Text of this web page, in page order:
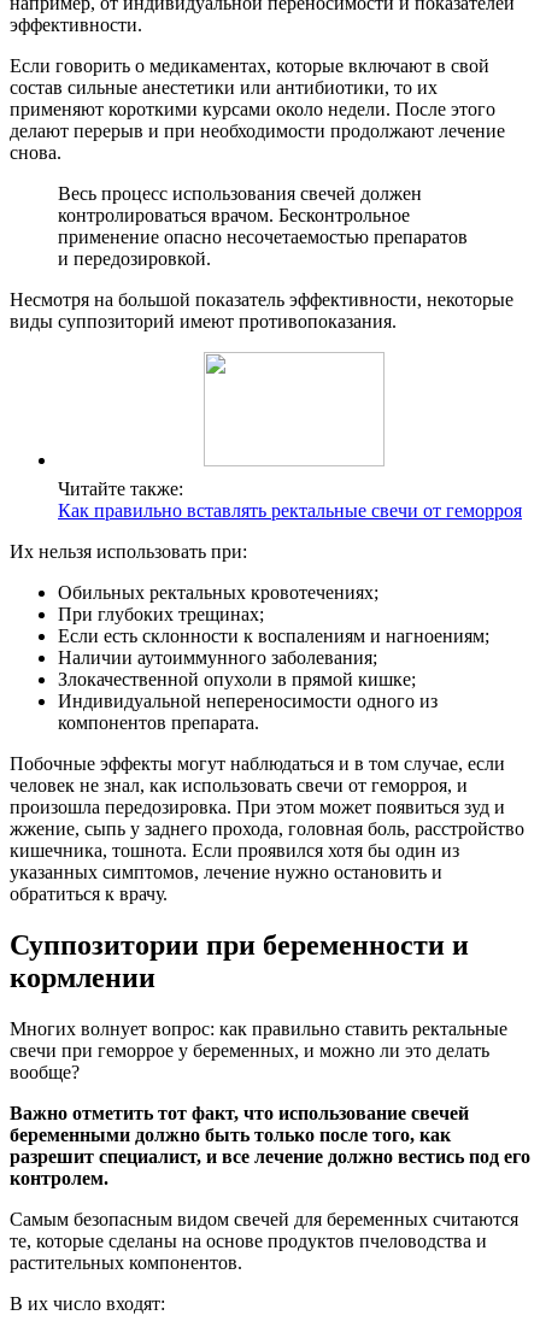
эффективности.
Если говорить о медикаментах, которые включают в свой
состав сильные анестетики или антибиотики, то их
применяют короткими курсами около недели. После этого
делают перерыв и при необходимости продолжают лечение
снова.
Весь процесс использования свечей должен
контролироваться врачом. Бесконтрольное
применение опасно несочетаемостью препаратов
и передозировкой.
Несмотря на большой показатель эффективности, некоторые
виды суппозиторий имеют противопоказания.
Читайте также:
Как правильно вставлять ректальные свечи от геморроя
Их нельзя использовать при:
Обильных ректальных кровотечениях;
При глубоких трещинах;
Если есть склонности к воспалениям и нагноениям;
Наличии аутоиммунного заболевания;
Злокачественной опухоли в прямой кишке;
Индивидуальной непереносимости одного из
компонентов препарата.
Побочные эффекты могут наблюдаться и в том случае, если
человек не знал, как использовать свечи от геморроя, и
произошла передозировка. При этом может появиться зуд и
жжение, сыпь у заднего прохода, головная боль, расстройство
кишечника, тошнота. Если проявился хотя бы один из
указанных симптомов, лечение нужно остановить и
обратиться к врачу.
Суппозитории при беременности и
кормлении
Многих волнует вопрос: как правильно ставить ректальные
свечи при геморрое у беременных, и можно ли это делать
вообще?
Важно отметить тот факт, что использование свечей
беременными должно быть только после того, как
разрешит специалист, и все лечение должно вестись под его
контролем.
Самым безопасным видом свечей для беременных считаются
те, которые сделаны на основе продуктов пчеловодства и
растительных компонентов.
В их число входят: